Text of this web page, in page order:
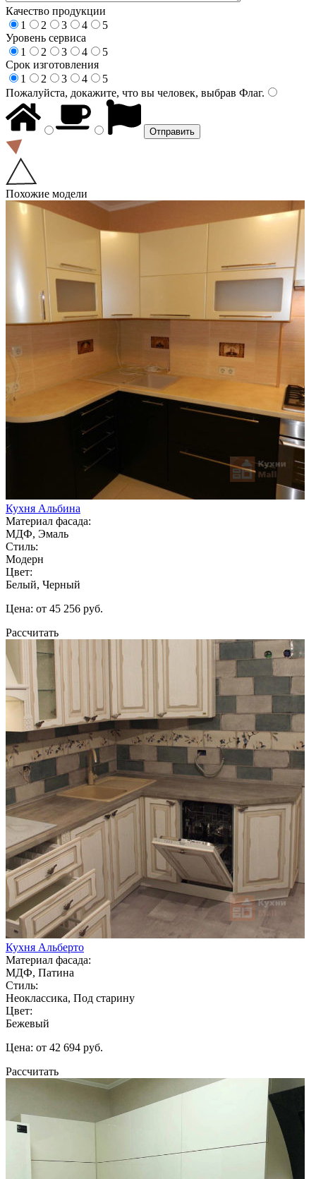
Качество продукции
1
2 3 4
5
Уровень сервиса
1
2 3 4
5
Срок изготовления
1
2 3 4
5
Пожалуйста, докажите, что вы человек, выбрав Флаг.
Похожие модели
Кухня Альбина
Материал фасада:
МДФ, Эмаль
Стиль:
Модерн
Цвет:
Белый, Черный
Цена: от 45 256 руб.
Рассчитать
Кухня Альберто
Материал фасада:
МДФ, Патина
Стиль:
Неоклассика, Под старину
Цвет:
Бежевый
Цена: от 42 694 руб.
Рассчитать